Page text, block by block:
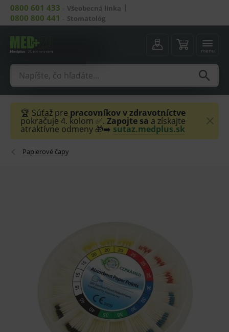
0800 601 433 – Všeobecná linka
0800 800 441 – Stomatológ
menu
🏆 Súťaž pre pracovníkov v zdravotníctve
pokračuje 4. kolom ✅. Zapojte sa a získajte
atraktívne odmeny 🎁➡️ sutaz.medplus.sk
Papierové čapy